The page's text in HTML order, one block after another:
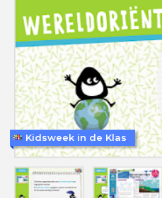
Kidsweek in de Klas